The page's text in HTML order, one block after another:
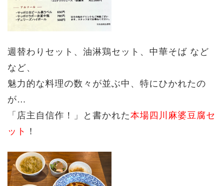
週替わりセット、油淋鶏セット、中華そば など
など、
魅力的な料理の数々が並ぶ中、特にひかれたの
が…
「店主自信作！」と書かれた本場四川麻婆豆腐セ
ット ！